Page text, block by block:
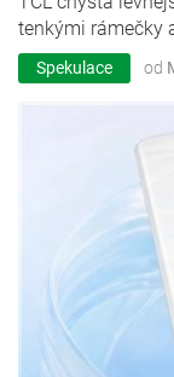
tenkými rámečky
Spekulace od